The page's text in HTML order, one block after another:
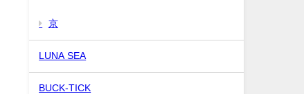
京
LUNA SEA
BUCK-TICK